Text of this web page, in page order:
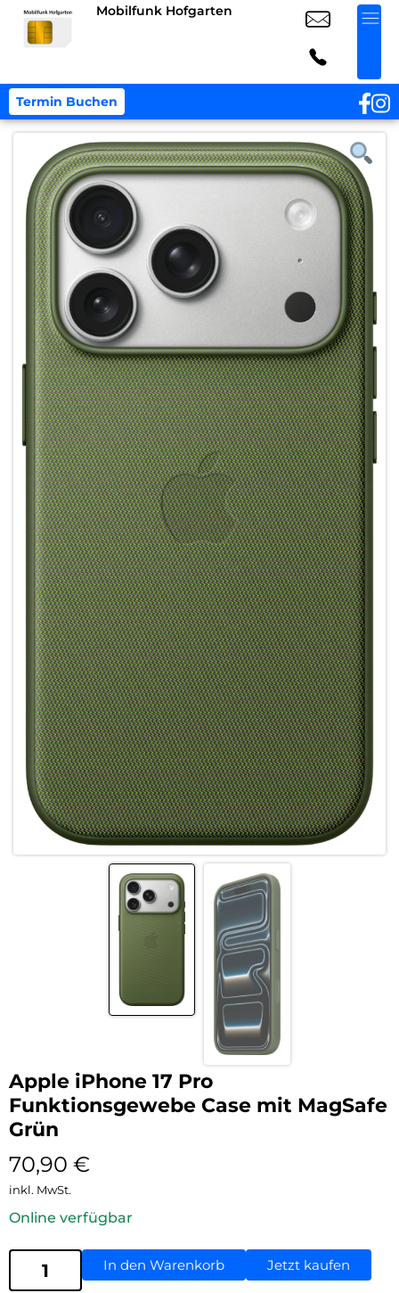
Mobilfunk Hofgarten
Termin Buchen
Apple iPhone 17 Pro
Funktionsgewebe Case mit MagSafe
Grün
70,90 €
inkl. MwSt.
Online verfügbar
In den Warenkorb Jetzt kaufen